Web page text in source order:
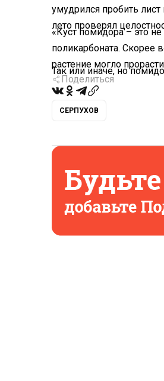
умудрился пробить
лето проверял
«Куст помидора – это
поликарбоната. Скорее
растение могло
Так или иначе, но
Поделиться
СЕРПУХОВ